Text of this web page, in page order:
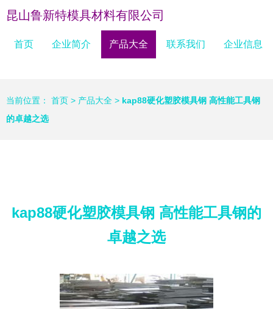
昆山鲁新特模具材料有限公司
首页 企业简介 产品大全 联系我们 企业信息
当前位置： 首页 > 产品大全 > kap88硬化塑胶模具钢 高性能工具钢
的卓越之选
kap88硬化塑胶模具钢 高性能工具钢的
卓越之选